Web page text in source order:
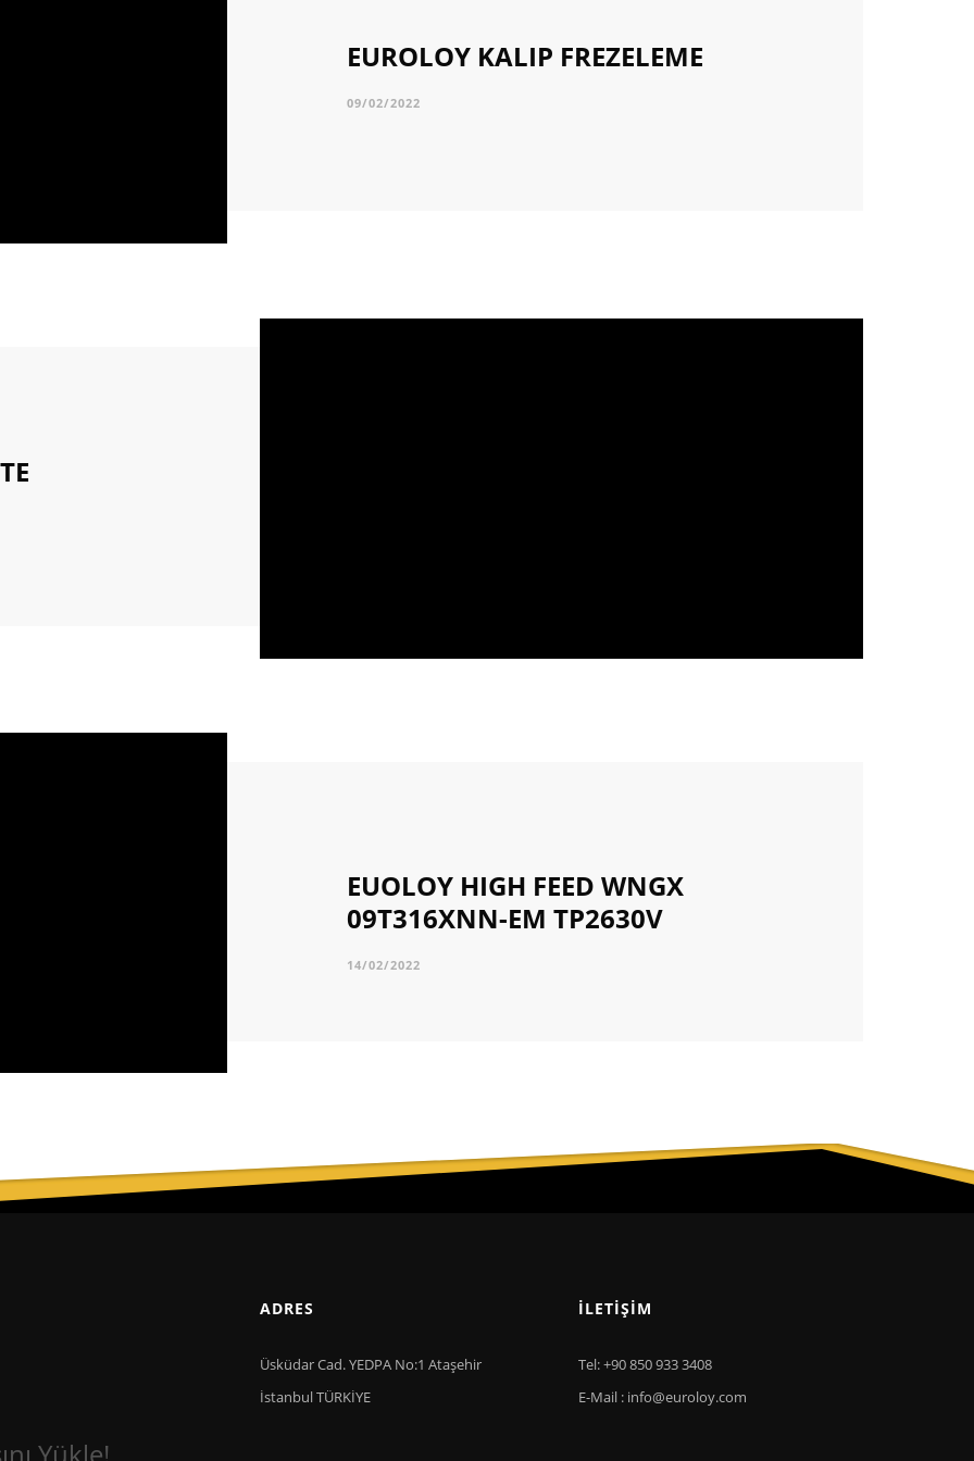
EUROLOY KALIP FREZELEME
09/02/2022
EUOLOY HIGH FEED WNGX
09T316XNN-EM TP2630V
14/02/2022
Yükle!
ADRES
Üsküdar Cad. YEDPA No:1 Ataşehir
İstanbul TÜRKİYE
İLETIŞIM
Tel: +90 850 933 3408
E-Mail : info@euroloy.com